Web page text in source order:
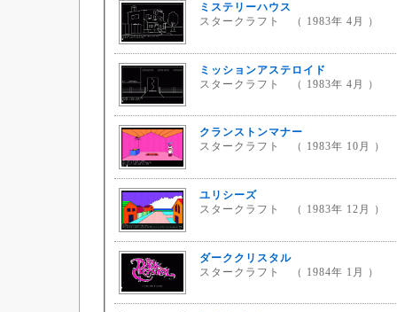
ミステリーハウス
スタークラフト （ 1983年 4月 ）
ミッションアステロイド
スタークラフト （ 1983年 4月 ）
クランストンマナー
スタークラフト （ 1983年 10月 ）
ユリシーズ
スタークラフト （ 1983年 12月 ）
ダーククリスタル
スタークラフト （ 1984年 1月 ）